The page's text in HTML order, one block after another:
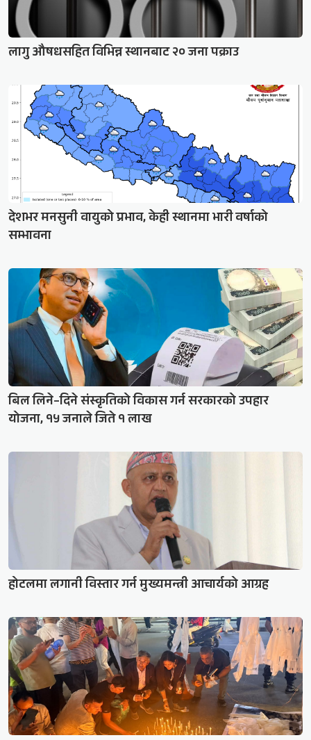
लागु औषधसहित विभिन्न स्थानबाट २० जना पक्राउ
देशभर मनसुनी वायुको प्रभाव, केही स्थानमा भारी वर्षाको
सम्भावना
बिल लिने–दिने संस्कृतिको विकास गर्न सरकारको उपहार
योजना, १५ जनाले जिते १ लाख
होटलमा लगानी विस्तार गर्न मुख्यमन्त्री आचार्यको आग्रह